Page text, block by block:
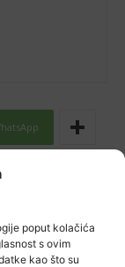
poput kolačića
s ovim
kao što su
vode